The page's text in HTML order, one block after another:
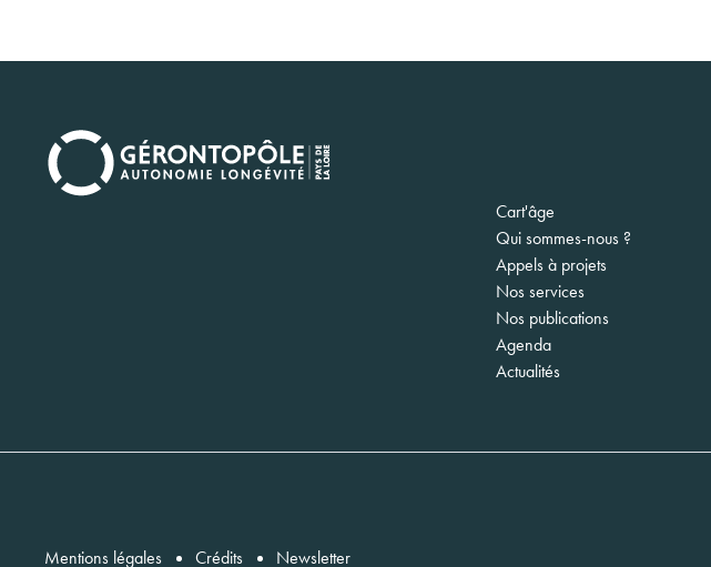
Navigation
principale
Cart'âge
Qui sommes-nous ?
Appels à projets
Nos services
Nos publications
Agenda
Actualités
Mentions légales Crédits MenuNewsletter